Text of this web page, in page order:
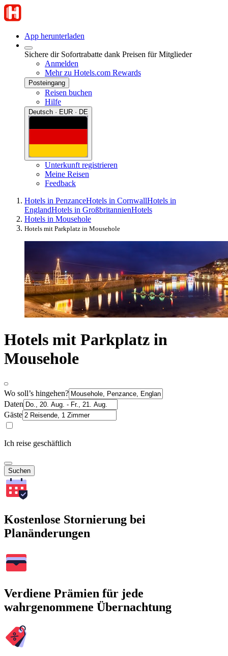
App herunterladen
Sichere dir Sofortrabatte dank Preisen für Mitglieder
Anmelden
Mehr zu Hotels.com Rewards
Posteingang
Reisen buchen
Hilfe
Deutsch · EUR · DE
Unterkunft registrieren
Meine Reisen
Feedback
Hotels in PenzanceHotels in CornwallHotels in
EnglandHotels in GroßbritannienHotels
Hotels in Mousehole
Hotels mit Parkplatz in Mousehole
Hotels mit Parkplatz in
Mousehole
Wo soll’s hingehen?
Daten
Gäste
Ich reise geschäftlich
Suchen
Kostenlose Stornierung bei
Planänderungen
Verdiene Prämien für jede
wahrgenommene Übernachtung